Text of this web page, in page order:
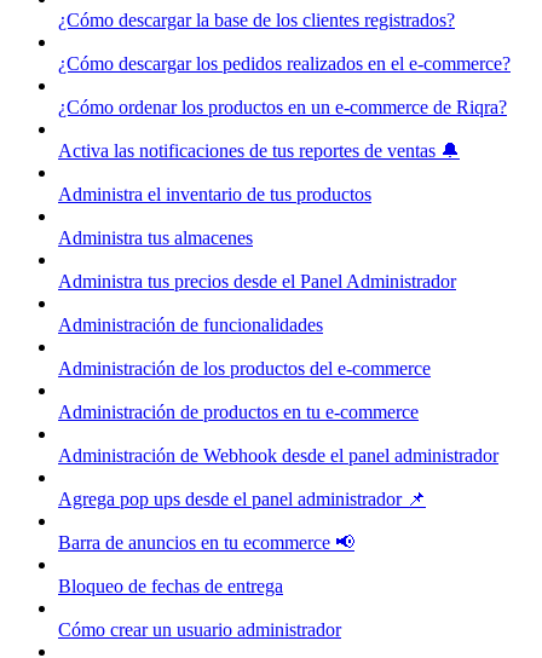
¿Cómo descargar la base de los clientes registrados?
¿Cómo descargar los pedidos realizados en el e-commerce?
¿Cómo ordenar los productos en un e-commerce de Riqra?
Activa las notificaciones de tus reportes de ventas 🔔
Administra el inventario de tus productos
Administra tus almacenes
Administra tus precios desde el Panel Administrador
Administración de funcionalidades
Administración de los productos del e-commerce
Administración de productos en tu e-commerce
Administración de Webhook desde el panel administrador
Agrega pop ups desde el panel administrador 📌
Barra de anuncios en tu ecommerce 📢
Bloqueo de fechas de entrega
Cómo crear un usuario administrador